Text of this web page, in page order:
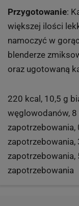
Przygotowanie:
większej ilości
namoczyć w
blenderze
oraz ugotowaną
220 kcal, 10,5 g
węglowodanów, 8
zapotrzebowania,
zapotrzebowania,
zapotrzebowania,
zapotrzebowania